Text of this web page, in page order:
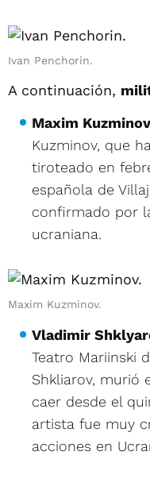
Ivan Penchorin.
A continuación,
Maxim Kuzminov
Kuzminov, que
tiroteado en
española de
confirmado por
ucraniana.
Maxim Kuzminov.
Vladimir
Teatro Mariinski
Shkliarov, murió
caer desde el
artista fue muy
acciones en